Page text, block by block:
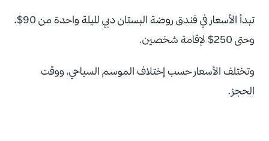
تبدأ الأسعار في فندق روضة البستان دبي لليلة واحدة من 90$،
وحتى 250$ لإقامة شخصين.
وتختلف الأسعار حسب إختلاف الموسم السياحي، ووقت
الحجز.